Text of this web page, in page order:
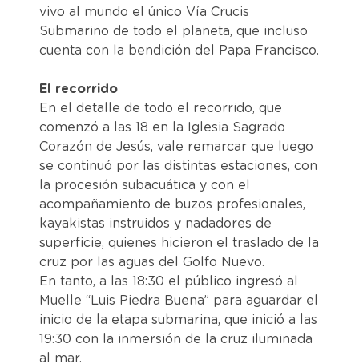
vivo al mundo el único Vía Crucis
Submarino de todo el planeta, que incluso
cuenta con la bendición del Papa Francisco.
El recorrido
En el detalle de todo el recorrido, que
comenzó a las 18 en la Iglesia Sagrado
Corazón de Jesús, vale remarcar que luego
se continuó por las distintas estaciones, con
la procesión subacuática y con el
acompañamiento de buzos profesionales,
kayakistas instruidos y nadadores de
superficie, quienes hicieron el traslado de la
cruz por las aguas del Golfo Nuevo.
En tanto, a las 18:30 el público ingresó al
Muelle “Luis Piedra Buena” para aguardar el
inicio de la etapa submarina, que inició a las
19:30 con la inmersión de la cruz iluminada
al mar.